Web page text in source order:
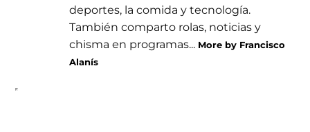
deportes, la comida y tecnología.
También comparto rolas, noticias y
chisma en programas... More by Francisco
Alanís